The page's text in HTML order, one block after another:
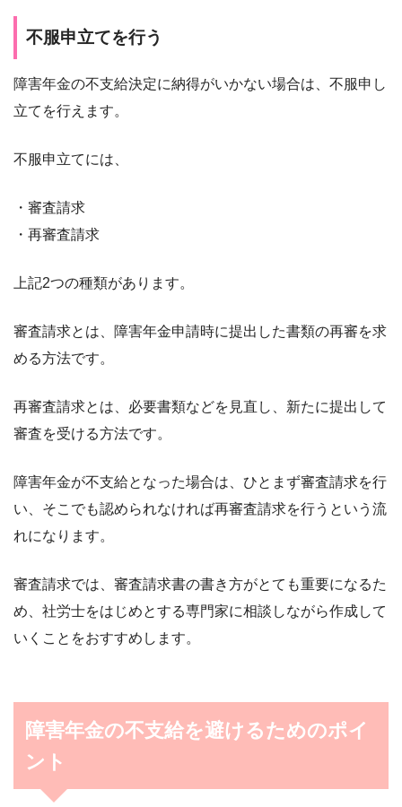
不服申立てを行う
障害年金の不支給決定に納得がいかない場合は、不服申し
立てを行えます。
不服申立てには、
・審査請求
・再審査請求
上記2つの種類があります。
審査請求とは、障害年金申請時に提出した書類の再審を求
める方法です。
再審査請求とは、必要書類などを見直し、新たに提出して
審査を受ける方法です。
障害年金が不支給となった場合は、ひとまず審査請求を行
い、そこでも認められなければ再審査請求を行うという流
れになります。
審査請求では、審査請求書の書き方がとても重要になるた
め、社労士をはじめとする専門家に相談しながら作成して
いくことをおすすめします。
障害年金の不支給を避けるためのポイ
ント